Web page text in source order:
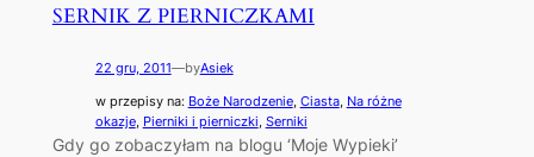
SERNIK Z PIERNICZKAMI
22 gru, 2011—byAsiek
w przepisy na: Boże Narodzenie, Ciasta, Na różne
okazje, Pierniki i pierniczki, Serniki
Gdy go zobaczyłam na blogu ‘Moje Wypieki’